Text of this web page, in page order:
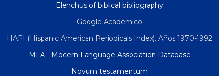
Elenchus of biblical bibliography
Google Académico
HAPI (Hispanic American Periodicals Index). Años 1970-1992
MLA - Modern Language Association Database
Novum testamentum